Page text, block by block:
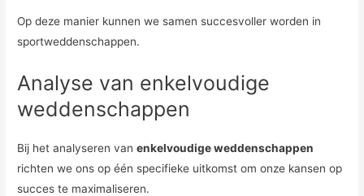
Op deze manier kunnen we samen succesvoller worden in
sportweddenschappen.
Analyse van enkelvoudige
weddenschappen
Bij het analyseren vanenkelvoudige weddenschappen
richten we ons op één specifieke uitkomst om onze kansen op
succes te maximaliseren.